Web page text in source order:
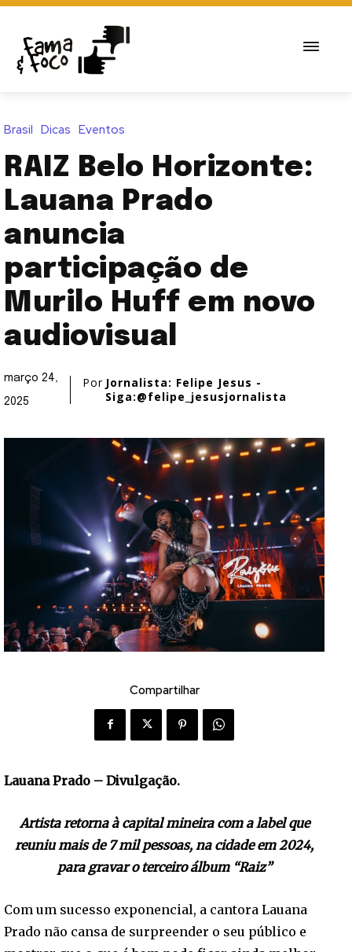
Brasil Dicas Eventos
RAIZ Belo Horizonte:
Lauana Prado
anuncia
participação de
Murilo Huff em novo
audiovisual
março 24,
2025
Por Jornalista: Felipe Jesus -
Siga:@felipe_jesusjornalista
Compartilhar
Lauana Prado – Divulgação.
Artista retorna à capital mineira com a label que
reuniu mais de 7 mil pessoas, na cidade em 2024,
para gravar o terceiro álbum “Raiz”
Com um sucesso exponencial, a cantora Lauana
Prado não cansa de surpreender o seu público e